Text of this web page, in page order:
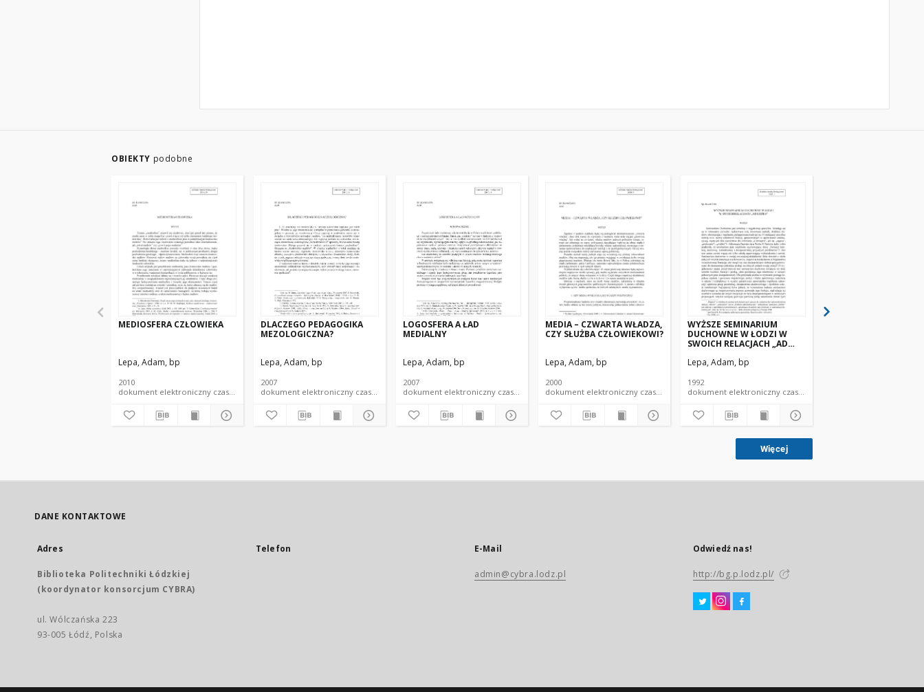
OBIEKTY podobne
MEDIOSFERA CZŁOWIEKA
Lepa, Adam, bp
2010
dokument elektroniczny czasopismo
DLACZEGO PEDAGOGIKA
MEZOLOGICZNA?
Lepa, Adam, bp
2007
dokument elektroniczny czasopismo
LOGOSFERA A ŁAD
MEDIALNY
Lepa, Adam, bp
2007
dokument elektroniczny czasopismo
MEDIA – CZWARTA WŁADZA,
CZY SŁUŻBA CZŁOWIEKOWI?
Lepa, Adam, bp
2000
dokument elektroniczny czasopismo
WYŻSZE SEMINARIUM
DUCHOWNE W ŁODZI W
SWOICH RELACJACH „AD
Lepa, Adam, bp
1992
dokument elektroniczny czasopismo
Więcej
DANE KONTAKTOWE
Adres
Biblioteka Politechniki Łódzkiej
(koordynator konsorcjum CYBRA)
ul. Wólczańska 223
93-005 Łódź, Polska
Telefon E-Mail
admin@cybra.lodz.pl
Odwiedź nas!
http://bg.p.lodz.pl/